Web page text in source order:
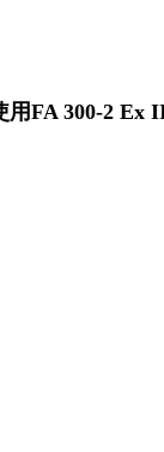
使用FA 300-2